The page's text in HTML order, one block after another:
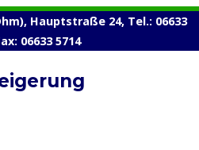
Hauptstraße 24, Tel.: 06633
06633 5714